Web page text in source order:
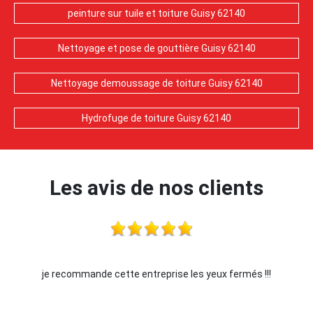
peinture sur tuile et toiture Guisy 62140
Nettoyage et pose de gouttière Guisy 62140
Nettoyage demoussage de toiture Guisy 62140
Hydrofuge de toiture Guisy 62140
Les avis de nos clients
je recommande cette entreprise les yeux fermés !!!